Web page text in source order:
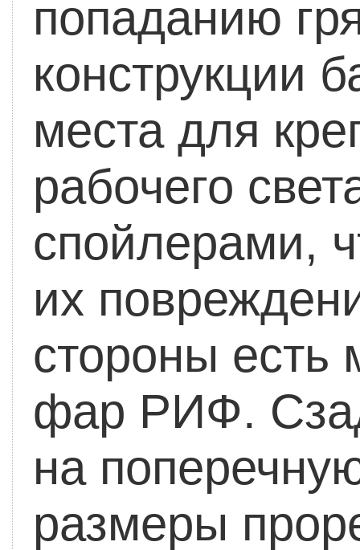
попаданию
конструкции
места для
рабочего
спойлерами,
их
стороны есть
фар РИФ.
на
размеры